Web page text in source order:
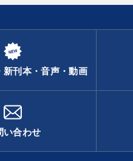
新刊本・音声・動画
い合わせ